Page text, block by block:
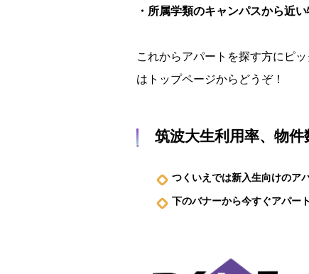
・所属学類のキャンパスから近い
これからアパートを探す方にピ
はトップページからどうぞ！
筑波大生利用率、物
つくいえでは新入生向けのア
下のバナーから今すぐアパー